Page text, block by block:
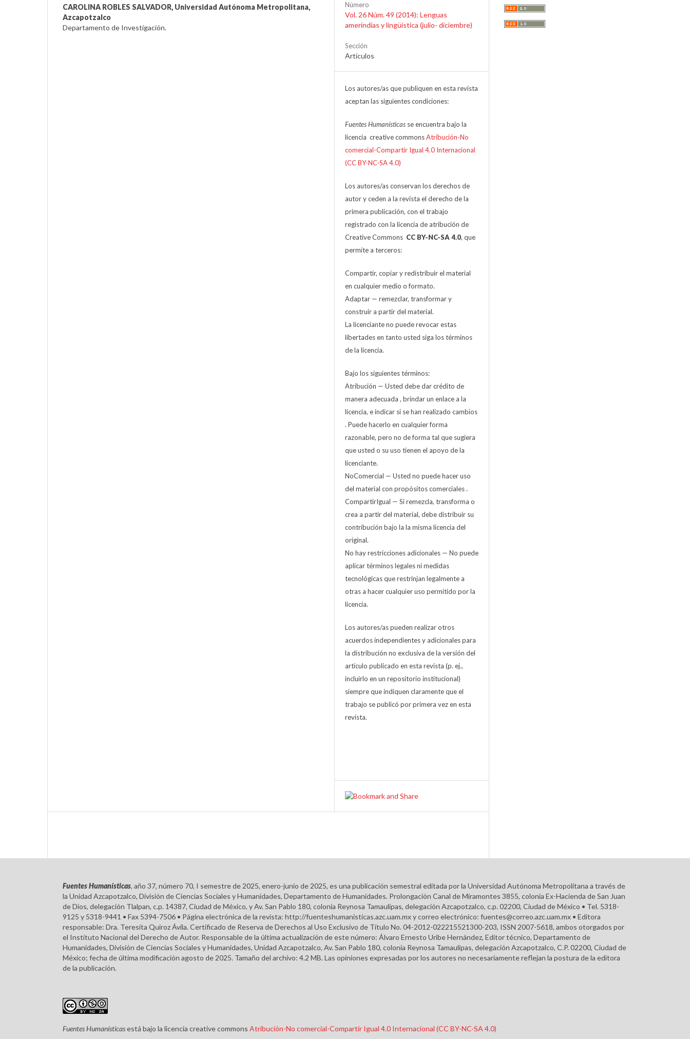
CAROLINA ROBLES SALVADOR, Universidad Autónoma Metropolitana,
Azcapotzalco
Departamento de Investigación.
Número
Vol. 26 Núm. 49 (2014): Lenguas
amerindias y lingüística (julio- diciembre)
Sección
Artículos
Los autores/as que publiquen en esta revista
aceptan las siguientes condiciones:
Fuentes Humanísticas se encuentra bajo la
licencia creative commonsAtribución-No
comercial-Compartir Igual 4.0 Internacional
(CC BY-NC-SA 4.0)
Los autores/as conservan los derechos de
autor y ceden a la revista el derecho de la
primera publicación, con el trabajo
registrado con la licencia de atribución de
Creative Commons CC BY-NC-SA 4.0, que
permite a terceros:
Compartir, copiar y redistribuir el material
en cualquier medio o formato.
Adaptar — remezclar, transformar y
construir a partir del material.
La licenciante no puede revocar estas
libertades en tanto usted siga los términos
de la licencia.
Bajo los siguientes términos:
Atribución — Usted debe dar crédito de
manera adecuada , brindar un enlace a la
licencia, e indicar si se han realizado cambios
. Puede hacerlo en cualquier forma
razonable, pero no de forma tal que sugiera
que usted o su uso tienen el apoyo de la
licenciante.
NoComercial — Usted no puede hacer uso
del material con propósitos comerciales .
CompartirIgual — Si remezcla, transforma o
crea a partir del material, debe distribuir su
contribución bajo la la misma licencia del
original.
No hay restricciones adicionales — No puede
aplicar términos legales ni medidas
tecnológicas que restrinjan legalmente a
otras a hacer cualquier uso permitido por la
licencia.
Los autores/as pueden realizar otros
acuerdos independientes y adicionales para
la distribución no exclusiva de la versión del
artículo publicado en esta revista (p. ej.,
incluirlo en un repositorio institucional)
siempre que indiquen claramente que el
trabajo se publicó por primera vez en esta
revista.
Fuentes Humanísticas, año 37, número 70, I semestre de 2025, enero-junio de 2025, es una publicación semestral editada por la Universidad Autónoma Metropolitana a través de
la Unidad Azcapotzalco, División de Ciencias Sociales y Humanidades, Departamento de Humanidades. Prolongación Canal de Miramontes 3855, colonia Ex-Hacienda de San Juan
de Dios, delegación Tlalpan, c.p. 14387, Ciudad de México, y Av. San Pablo 180, colonia Reynosa Tamaulipas, delegación Azcapotzalco, c.p. 02200, Ciudad de México • Tel. 5318-
9125 y 5318-9441 • Fax 5394-7506 • Página electrónica de la revista: http://fuenteshumanisticas.azc.uam.mx y correo electrónico: fuentes@correo.azc.uam.mx • Editora
responsable: Dra. Teresita Quiroz Ávila. Certificado de Reserva de Derechos al Uso Exclusivo de Título No. 04-2012-022215521300-203, ISSN 2007-5618, ambos otorgados por
el Instituto Nacional del Derecho de Autor. Responsable de la última actualización de este número: Álvaro Ernesto Uribe Hernández, Editor técnico, Departamento de
Humanidades, División de Ciencias Sociales y Humanidades, Unidad Azcapotzalco, Av. San Pablo 180, colonia Reynosa Tamaulipas, delegación Azcapotzalco, C.P. 02200, Ciudad de
México; fecha de última modificación agosto de 2025. Tamaño del archivo: 4.2 MB. Las opiniones expresadas por los autores no necesariamente reflejan la postura de la editora
de la publicación.
Fuentes Humanísticasestá bajo la licencia creative commons Atribución-No comercial-Compartir Igual 4.0 Internacional (CC BY-NC-SA 4.0)